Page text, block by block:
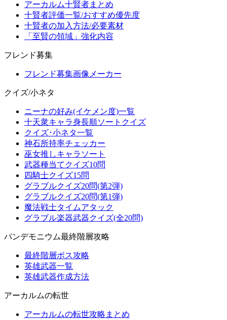
アーカルム十賢者まとめ
十賢者評価一覧/おすすめ優先度
十賢者の加入方法/必要素材
「至賢の領域」強化内容
フレンド募集
フレンド募集画像メーカー
クイズ/小ネタ
ニーナの好み(イケメン度)一覧
十天衆キャラ身長順ソートクイズ
クイズ･小ネタ一覧
神石所持率チェッカー
巫女推しキャラソート
武器種当てクイズ10問
四騎士クイズ15問
グラブルクイズ20問(第2弾)
グラブルクイズ20問(第1弾)
魔法戦士タイムアタック
グラブル楽器武器クイズ(全20問)
パンデモニウム最終階層攻略
最終階層ボス攻略
英雄武器一覧
英雄武器作成方法
アーカルムの転世
アーカルムの転世攻略まとめ